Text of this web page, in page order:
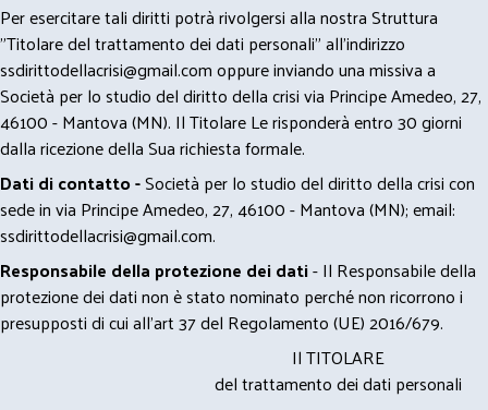
Per esercitare tali diritti potrà rivolgersi alla nostra Struttura
"Titolare del trattamento dei dati personali" all'indirizzo
ssdirittodellacrisi@gmail.comoppure inviando una missiva a
Società per lo studio del diritto della crisi via Principe Amedeo, 27,
46100 - Mantova (MN). Il Titolare Le risponderà entro 30 giorni
dalla ricezione della Sua richiesta formale.
Dati di contatto -Società per lo studio del diritto della crisi con
sede in via Principe Amedeo, 27, 46100 - Mantova (MN); email:
ssdirittodellacrisi@gmail.com.
Responsabile della protezione dei dati- Il Responsabile della
protezione dei dati non è stato nominato perché non ricorrono i
presupposti di cui all’art 37 del Regolamento (UE) 2016/679.
Il TITOLARE
del trattamento dei dati personali